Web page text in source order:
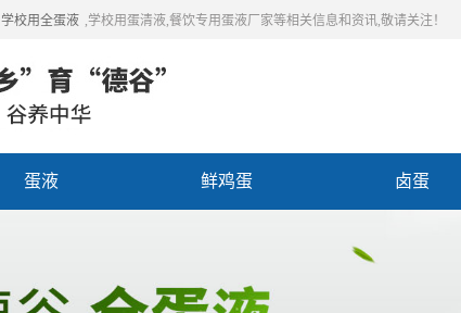
学校用全蛋液 ,学校用蛋清液,餐饮专用蛋液厂家等相关信息和资讯,敬请关注！
蛋液 鲜鸡蛋 卤蛋